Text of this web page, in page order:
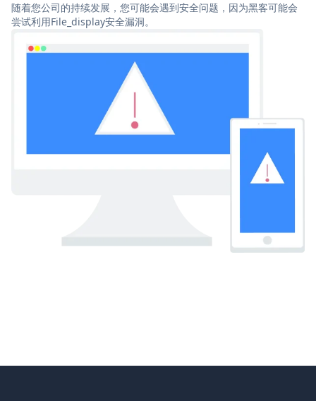
随着您公司的持续发展，您可能会遇到安全问题，因为黑客可能会
尝试利用File_display安全漏洞。